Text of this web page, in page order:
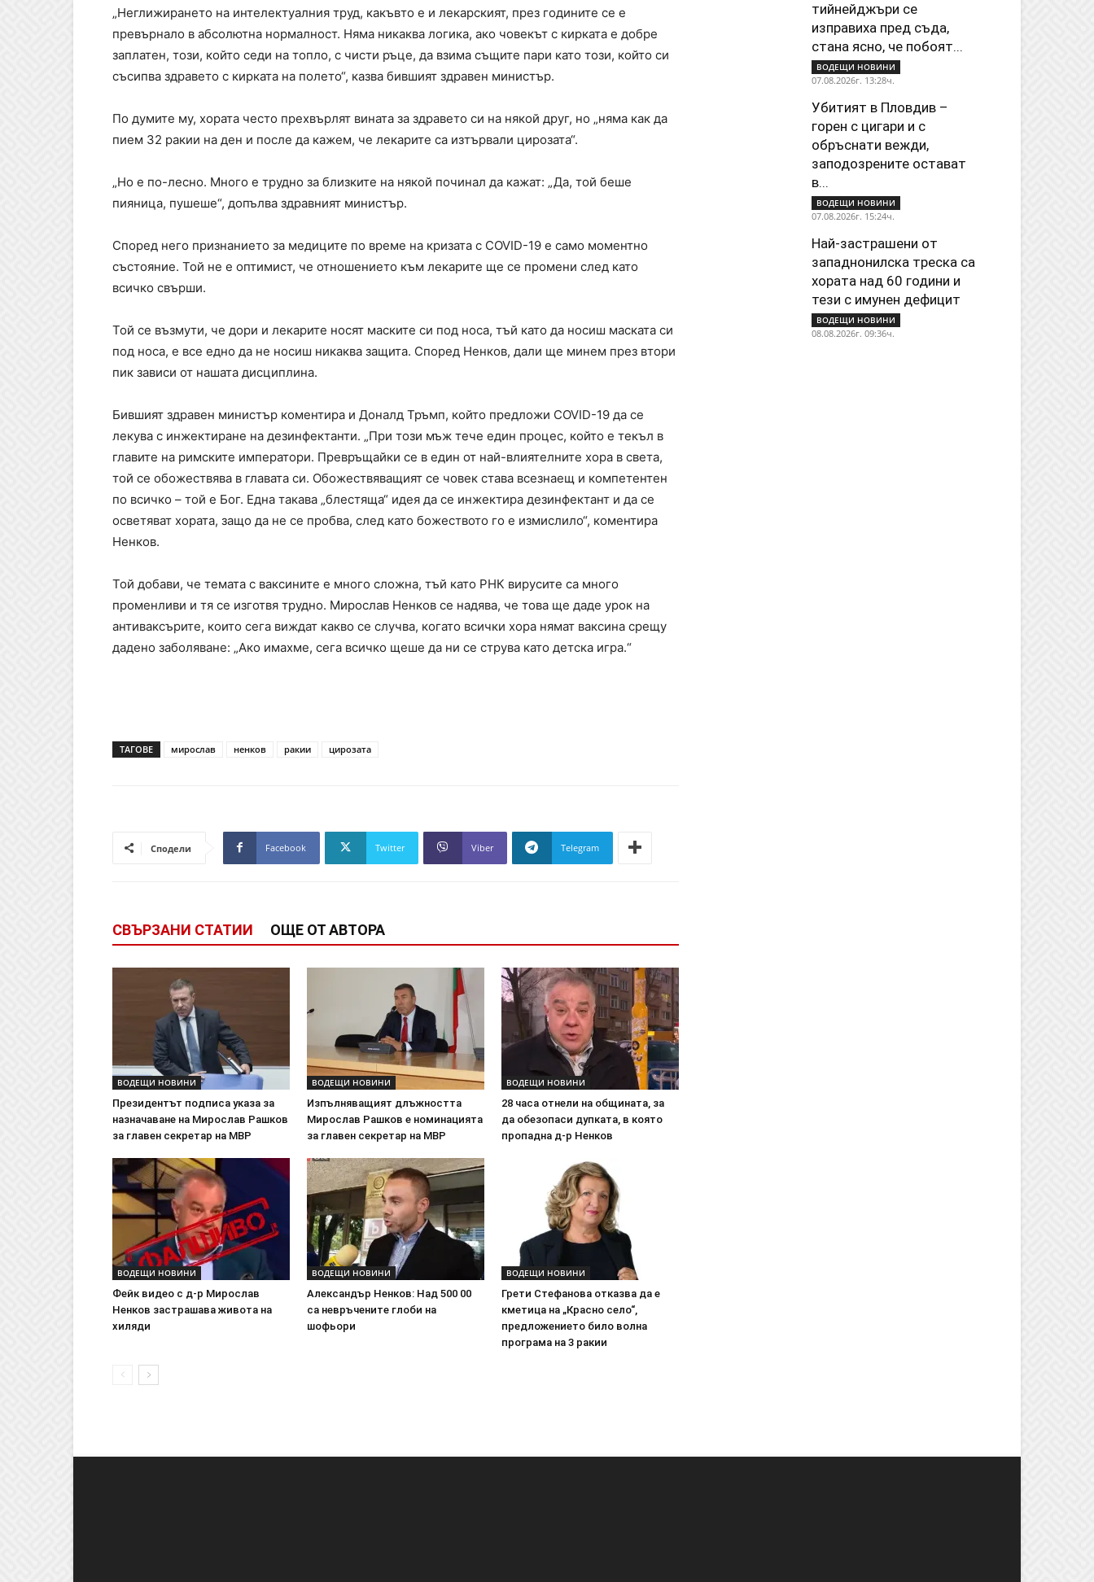
„Неглижирането на интелектуалния труд, какъвто е и лекарският, през годините се е
превърнало в абсолютна нормалност. Няма никаква логика, ако човекът с кирката е добре
заплатен, този, който седи на топло, с чисти ръце, да взима същите пари като този, който си
съсипва здравето с кирката на полето“, казва бившият здравен министър.
По думите му, хората често прехвърлят вината за здравето си на някой друг, но „няма как да
пием 32 ракии на ден и после да кажем, че лекарите са изтървали цирозата“.
„Но е по-лесно. Много е трудно за близките на някой починал да кажат: „Да, той беше
пияница, пушеше“, допълва здравният министър.
Според него признанието за медиците по време на кризата с COVID-19 е само моментно
състояние. Той не е оптимист, че отношението към лекарите ще се промени след като
всичко свърши.
Той се възмути, че дори и лекарите носят маските си под носа, тъй като да носиш маската си
под носа, е все едно да не носиш никаква защита. Според Ненков, дали ще минем през втори
пик зависи от нашата дисциплина.
Бившият здравен министър коментира и Доналд Тръмп, който предложи COVID-19 да се
лекува с инжектиране на дезинфектанти. „При този мъж тече един процес, който е текъл в
главите на римските императори. Превръщайки се в един от най-влиятелните хора в света,
той се обожествява в главата си. Обожествяващият се човек става всезнаещ и компетентен
по всичко – той е Бог. Една такава „блестяща“ идея да се инжектира дезинфектант и да се
осветяват хората, защо да не се пробва, след като божеството го е измислило“, коментира
Ненков.
Той добави, че темата с ваксините е много сложна, тъй като РНК вирусите са много
променливи и тя се изготвя трудно. Мирослав Ненков се надява, че това ще даде урок на
антиваксърите, които сега виждат какво се случва, когато всички хора нямат ваксина срещу
дадено заболяване: „Ако имахме, сега всичко щеше да ни се струва като детска игра.“
ТАГОВЕ мирослав ненков ракии цирозата
Сподели Facebook Twitter Viber Telegram
СВЪРЗАНИ СТАТИИ ОЩЕ ОТ АВТОРА
ВОДЕЩИ НОВИНИ
Президентът подписа указа за
назначаване на Мирослав Рашков
за главен секретар на МВР
ВОДЕЩИ НОВИНИ
Изпълняващият длъжността
Мирослав Рашков е номинацията
за главен секретар на МВР
ВОДЕЩИ НОВИНИ
28 часа отнели на общината, за
да обезопаси дупката, в която
пропадна д-р Ненков
ВОДЕЩИ НОВИНИ
Фейк видео с д-р Мирослав
Ненков застрашава живота на
хиляди
ВОДЕЩИ НОВИНИ
Александър Ненков: Над 500 00
са невръчените глоби на
шофьори
ВОДЕЩИ НОВИНИ
Грети Стефанова отказва да е
кметица на „Красно село“,
предложението било волна
програма на 3 ракии
тийнейджъри се
изправиха пред съда,
стана ясно, че побоят...
ВОДЕЩИ НОВИНИ
07.08.2026г. 13:28ч.
Убитият в Пловдив –
горен с цигари и с
обръснати вежди,
заподозрените остават
в...
ВОДЕЩИ НОВИНИ
07.08.2026г. 15:24ч.
Най-застрашени от
западнонилска треска са
хората над 60 години и
тези с имунен дефицит
ВОДЕЩИ НОВИНИ
08.08.2026г. 09:36ч.